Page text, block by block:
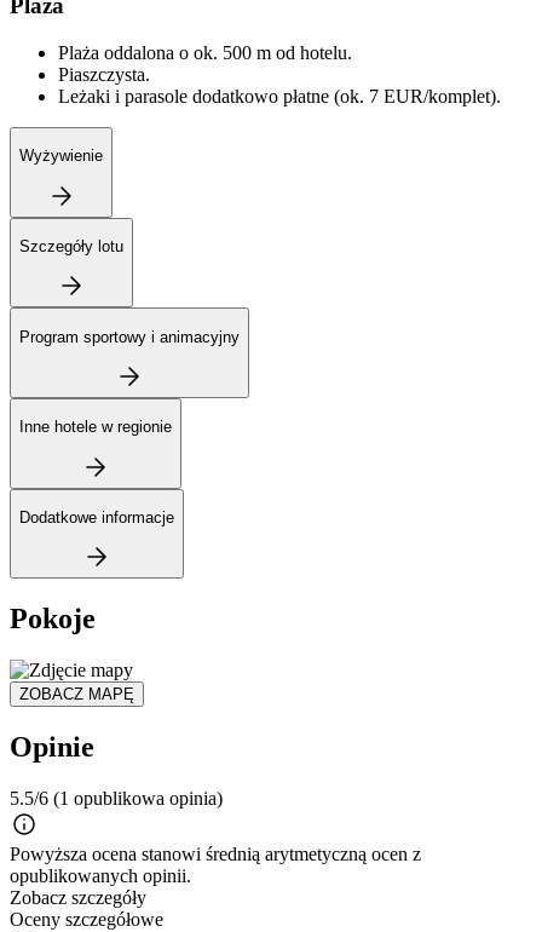
Plaża
Plaża oddalona o ok. 500 m od hotelu.
Piaszczysta.
Leżaki i parasole dodatkowo płatne (ok. 7 EUR/komplet).
Wyżywienie
Szczegóły lotu
Program sportowy i animacyjny
Inne hotele w regionie
Dodatkowe informacje
Pokoje
ZOBACZ MAPĘ
Opinie
5.5/6 (1 opublikowa opinia)
Powyższa ocena stanowi średnią arytmetyczną ocen z
opublikowanych opinii.
Zobacz szczegóły
Oceny szczegółowe